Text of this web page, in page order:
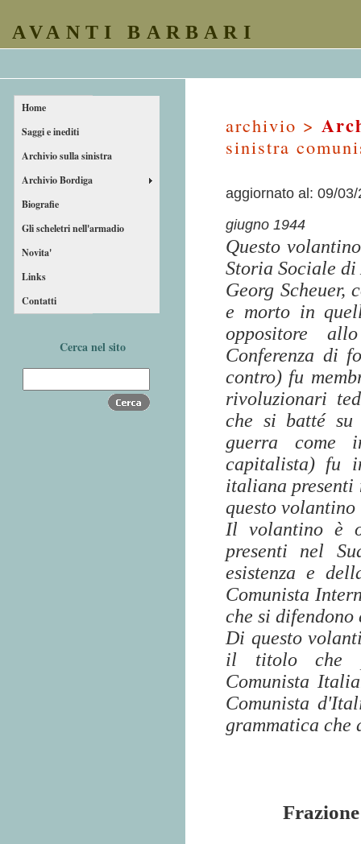
AVANTI BARBARI
Home
Saggi e inediti
Archivio sulla sinistra
Archivio Bordiga
Biografie
Gli scheletri nell'armadio
Novita'
Links
Contatti
Cerca nel sito
archivio >
sinistra
aggiornato al: 09/03/
giugno 1944
Questo
Storia Sociale di
Georg Scheuer,
e morto in
oppositore
Conferenza di
contro) fu
rivoluzionari
che si batté su
guerra come
capitalista) fu
italiana presenti
questo volantino
Il volantino è
presenti nel
esistenza e
Comunista
che si difendono
Di questo
il titolo che
Comunista
Comunista
grammatica che